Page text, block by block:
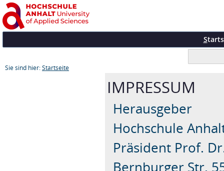
S
Sie sind hier: Startseite
IMPRESSUM
Herausgeber
Hochschule
Präsident Prof.
Bernburger Str.